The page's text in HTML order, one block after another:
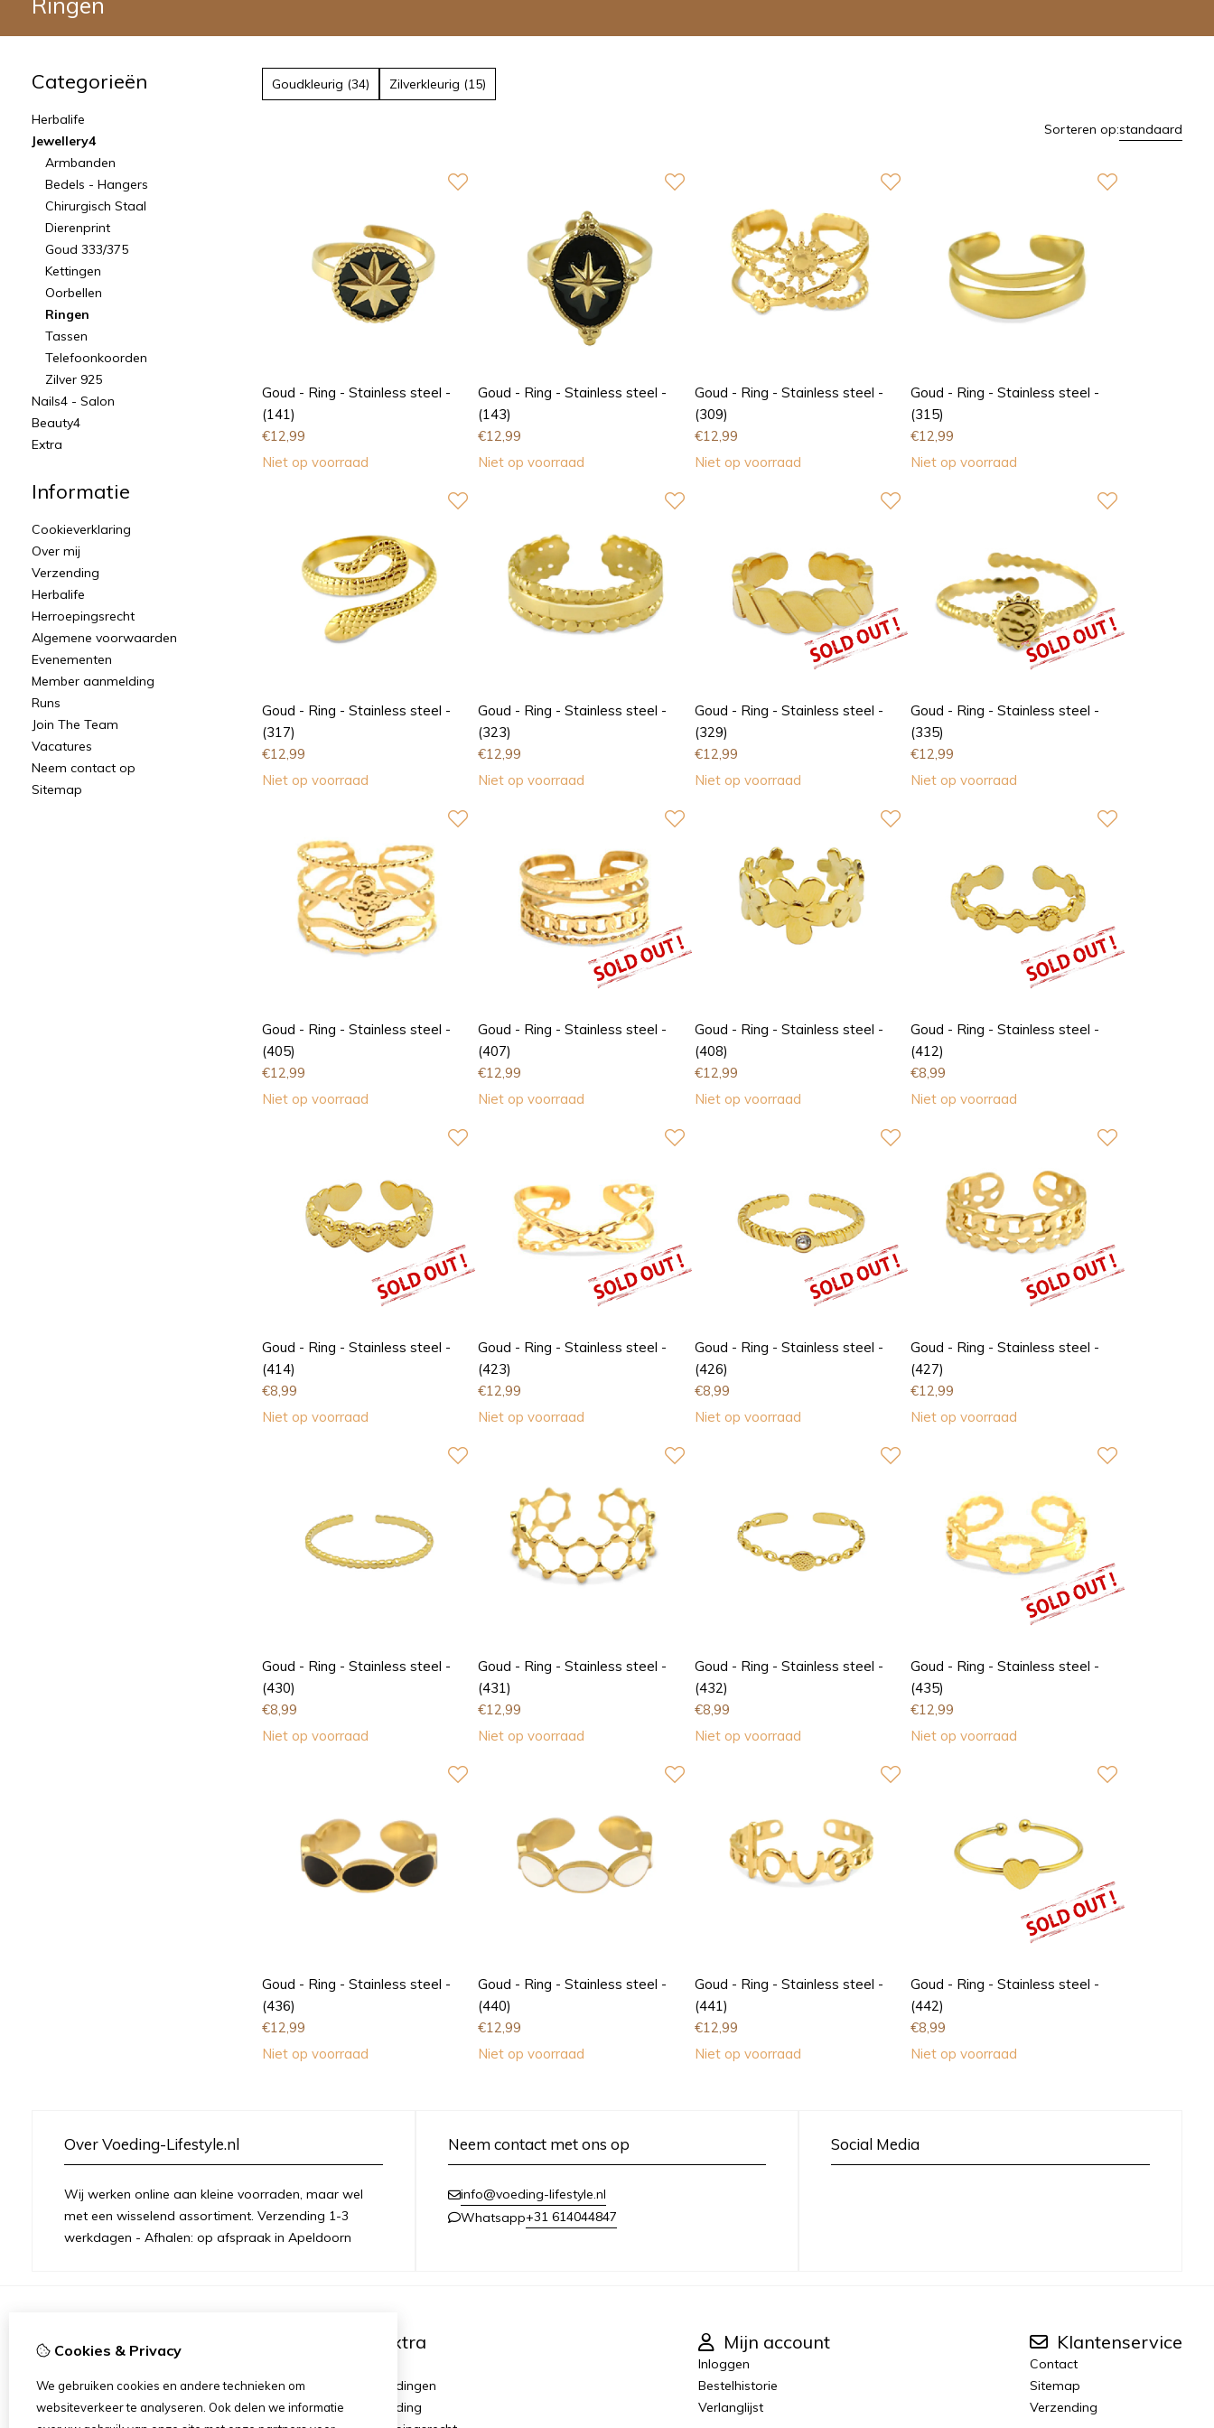
Categorieën
Herbalife
Jewellery4
Armbanden
Bedels - Hangers
Chirurgisch Staal
Dierenprint
Goud 333/375
Kettingen
Oorbellen
Ringen
Tassen
Telefoonkoorden
Zilver 925
Nails4 - Salon
Beauty4
Extra
Informatie
Cookieverklaring
Over mij
Verzending
Herbalife
Herroepingsrecht
Algemene voorwaarden
Evenementen
Member aanmelding
Runs
Join The Team
Vacatures
Neem contact op
Sitemap
Goudkleurig (34) Zilverkleurig (15)
Sorteren op:standaard
Goud - Ring - Stainless steel -
(141)
€12,99
Niet op voorraad
Goud - Ring - Stainless steel -
(143)
€12,99
Niet op voorraad
Goud - Ring - Stainless steel -
(309)
€12,99
Niet op voorraad
Goud - Ring - Stainless steel -
(315)
€12,99
Niet op voorraad
Goud - Ring - Stainless steel -
(317)
€12,99
Niet op voorraad
Goud - Ring - Stainless steel -
(323)
€12,99
Niet op voorraad
Goud - Ring - Stainless steel -
(329)
€12,99
Niet op voorraad
Goud - Ring - Stainless steel -
(335)
€12,99
Niet op voorraad
Goud - Ring - Stainless steel -
(405)
€12,99
Niet op voorraad
Goud - Ring - Stainless steel -
(407)
€12,99
Niet op voorraad
Goud - Ring - Stainless steel -
(408)
€12,99
Niet op voorraad
Goud - Ring - Stainless steel -
(412)
€8,99
Niet op voorraad
Goud - Ring - Stainless steel -
(414)
€8,99
Niet op voorraad
Goud - Ring - Stainless steel -
(423)
€12,99
Niet op voorraad
Goud - Ring - Stainless steel -
(426)
€8,99
Niet op voorraad
Goud - Ring - Stainless steel -
(427)
€12,99
Niet op voorraad
Goud - Ring - Stainless steel -
(430)
€8,99
Niet op voorraad
Goud - Ring - Stainless steel -
(431)
€12,99
Niet op voorraad
Goud - Ring - Stainless steel -
(432)
€8,99
Niet op voorraad
Goud - Ring - Stainless steel -
(435)
€12,99
Niet op voorraad
Goud - Ring - Stainless steel -
(436)
€12,99
Niet op voorraad
Goud - Ring - Stainless steel -
(440)
€12,99
Niet op voorraad
Goud - Ring - Stainless steel -
(441)
€12,99
Niet op voorraad
Goud - Ring - Stainless steel -
(442)
€8,99
Niet op voorraad
Over Voeding-Lifestyle.nl
Wij werken online aan kleine voorraden, maar wel
met een wisselend assortiment. Verzending 1-3
werkdagen - Afhalen: op afspraak in Apeldoorn
Neem contact met ons op
info@voeding-lifestyle.nl
Whatsapp+31 614044847
Social Media
Informatie
Herbalife
Member aanmelding
Extra
Aanbiedingen
Verzending
Mijn account
Inloggen
Bestelhistorie
Verlanglijst
Klantenservice
Contact
Sitemap
Verzending
Cookies & Privacy
We gebruiken cookies en andere technieken om
websiteverkeer te analyseren. Ook delen we informatie